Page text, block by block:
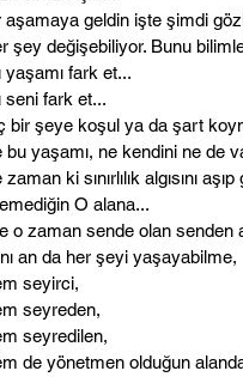
aşamaya geldin işte şimdi
şey değişebiliyor. Bunu
yaşamı fark et...
seni fark et...
bir şeye koşul ya da şart
bu yaşamı, ne kendini ne de
zaman ki sınırlılık algısını
O alana...
o zaman sende olan senden
an da her şeyi yaşayabilme,
seyirci,
seyreden,
seyredilen,
de yönetmen olduğun